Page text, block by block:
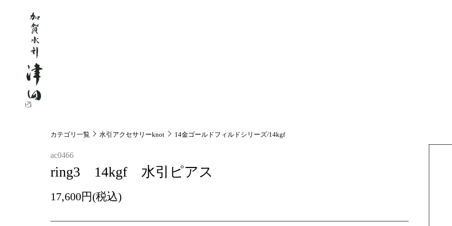
カテゴリ一覧 水引アクセサリーknot 14金ゴールドフィルドシリーズ/14kgf
ac0466
ring3 14kgf 水引ピアス
17,600円(税込)